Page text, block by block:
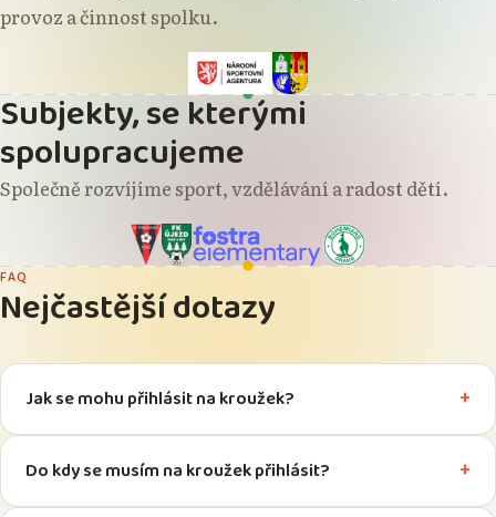
provoz a činnost spolku.
Subjekty, se kterými
spolupracujeme
Společně rozvíjíme sport, vzdělávání a radost dětí.
FAQ
Nejčastější dotazy
Jak se mohu přihlásit na kroužek?
Do kdy se musím na kroužek přihlásit?